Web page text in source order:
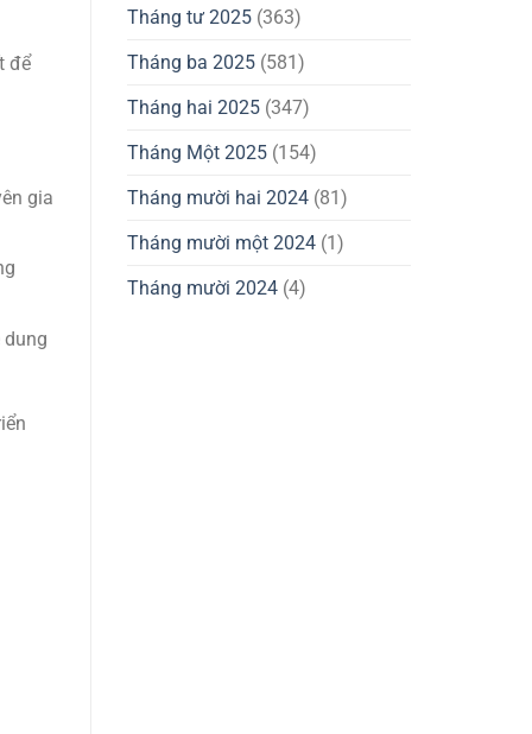
để
gia
Tháng tư 2025 (363)
Tháng ba 2025 (581)
Tháng hai 2025 (347)
Tháng Một 2025 (154)
Tháng mười hai 2024 (81)
Tháng mười một 2024 (1)
Tháng mười 2024 (4)